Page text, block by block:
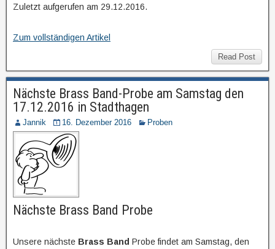
Zuletzt aufgerufen am 29.12.2016.
Zum vollständigen Artikel
Read Post
Nächste Brass Band-Probe am Samstag den
17.12.2016 in Stadthagen
Jannik 16. Dezember 2016 Proben
Nächste Brass Band Probe
Unsere nächste Brass Band Probe findet am Samstag, den